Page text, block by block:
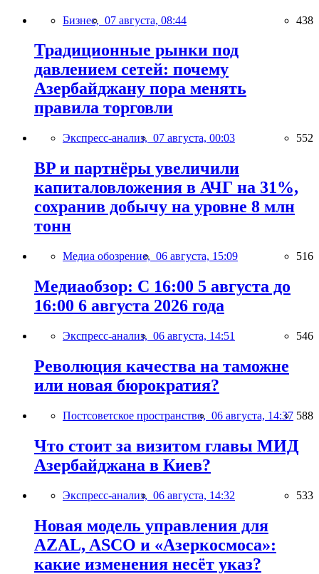
Бизнес, 07 августа, 08:44 438
Традиционные рынки под
давлением сетей: почему
Азербайджану пора менять
правила торговли
Экспресс-анализ, 07 августа, 00:03 552
BP и партнёры увеличили
капиталовложения в АЧГ на 31%,
сохранив добычу на уровне 8 млн
тонн
Медиа обозрение, 06 августа, 15:09 516
Медиаобзор: С 16:00 5 августа до
16:00 6 августа 2026 года
Экспресс-анализ, 06 августа, 14:51 546
Революция качества на таможне
или новая бюрократия?
Постсоветское пространство, 06 августа, 14:37 588
Что стоит за визитом главы МИД
Азербайджана в Киев?
Экспресс-анализ, 06 августа, 14:32 533
Новая модель управления для
AZAL, ASCO и «Азеркосмоса»:
какие изменения несёт указ?